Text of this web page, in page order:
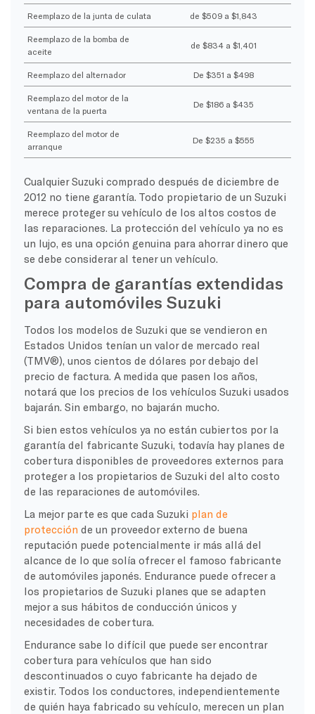
Reemplazo de la junta de culata de $509 a $1,843
Reemplazo de la bomba de
aceite
de $834 a $1,401
Reemplazo del alternador De $351 a $498
Reemplazo del motor de la
ventana de la puerta
De $186 a $435
Reemplazo del motor de
arranque
De $235 a $555
Cualquier Suzuki comprado después de diciembre de
2012 no tiene garantía. Todo propietario de un Suzuki
merece proteger su vehículo de los altos costos de
las reparaciones. La protección del vehículo ya no es
un lujo, es una opción genuina para ahorrar dinero que
se debe considerar al tener un vehículo.
Compra de garantías extendidas
para automóviles Suzuki
Todos los modelos de Suzuki que se vendieron en
Estados Unidos tenían un valor de mercado real
(TMV®), unos cientos de dólares por debajo del
precio de factura. A medida que pasen los años,
notará que los precios de los vehículos Suzuki usados
bajarán. Sin embargo, no bajarán mucho.
Si bien estos vehículos ya no están cubiertos por la
garantía del fabricante Suzuki, todavía hay planes de
cobertura disponibles de proveedores externos para
proteger a los propietarios de Suzuki del alto costo
de las reparaciones de automóviles.
La mejor parte es que cada Suzuki plan de
protección de un proveedor externo de buena
reputación puede potencialmente ir más allá del
alcance de lo que solía ofrecer el famoso fabricante
de automóviles japonés. Endurance puede ofrecer a
los propietarios de Suzuki planes que se adapten
mejor a sus hábitos de conducción únicos y
necesidades de cobertura.
Endurance sabe lo difícil que puede ser encontrar
cobertura para vehículos que han sido
descontinuados o cuyo fabricante ha dejado de
existir. Todos los conductores, independientemente
de quién haya fabricado su vehículo, merecen un plan